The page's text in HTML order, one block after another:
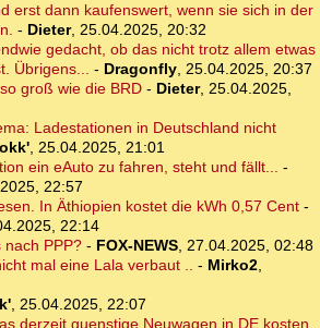
erst dann kaufenswert, wenn sie sich in der
- Dieter, 25.04.2025, 20:32
gedacht, ob das nicht trotz allem etwas
Übrigens... - Dragonfly, 25.04.2025, 20:37
groß wie die BRD- Dieter, 25.04.2025,
Ladestationen in Deutschland nicht
, 25.04.2025, 21:01
ein eAuto zu fahren, steht und fällt... -
22:57
In Äthiopien kostet die kWh 0,57 Cent-
22:14
nach PPP?- FOX-NEWS, 27.04.2025, 02:48
mal eine Lala verbaut .. - Mirko2,
, 25.04.2025, 22:07
derzeit guenstige Neuwagen in DE kosten.